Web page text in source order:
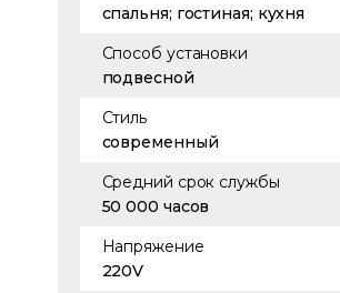
спальня; гостиная; кухня
Способ установки
подвесной
Стиль
современный
Средний срок службы
50 000 часов
Напряжение
220V